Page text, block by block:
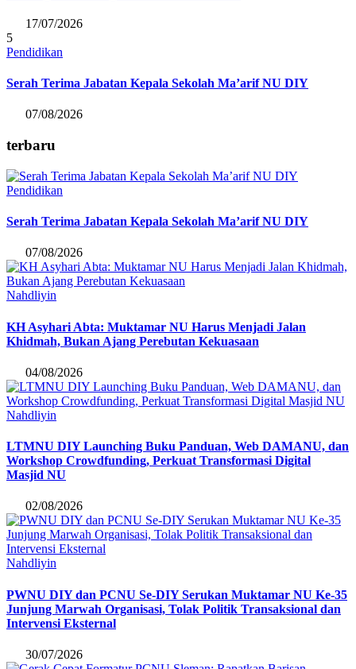
17/07/2026
5
Pendidikan
Serah Terima Jabatan Kepala Sekolah Ma’arif NU DIY
07/08/2026
terbaru
Pendidikan
Serah Terima Jabatan Kepala Sekolah Ma’arif NU DIY
07/08/2026
Nahdliyin
KH Asyhari Abta: Muktamar NU Harus Menjadi Jalan
Khidmah, Bukan Ajang Perebutan Kekuasaan
04/08/2026
Nahdliyin
LTMNU DIY Launching Buku Panduan, Web DAMANU, dan
Workshop Crowdfunding, Perkuat Transformasi Digital
Masjid NU
02/08/2026
Nahdliyin
PWNU DIY dan PCNU Se-DIY Serukan Muktamar NU Ke-35
Junjung Marwah Organisasi, Tolak Politik Transaksional dan
Intervensi Eksternal
30/07/2026